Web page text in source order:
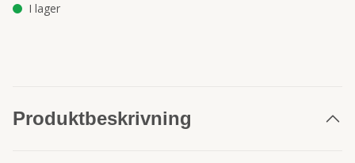
I lager
Produktbeskrivning